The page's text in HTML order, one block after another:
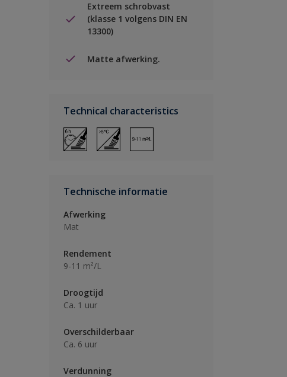
Extreem schrobvast
(klasse 1 volgens DIN EN
13300)
Matte afwerking.
Technical characteristics
Technische informatie
Afwerking
Mat
Rendement
9-11 m²/L
Droogtijd
Ca. 1 uur
Overschilderbaar
Ca. 6 uur
Verdunning